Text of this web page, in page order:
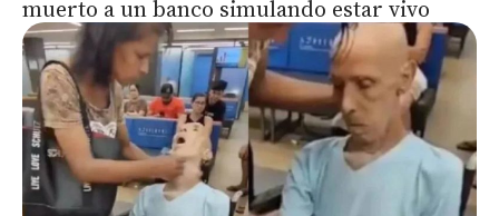
muerto a un banco simulando estar vivo